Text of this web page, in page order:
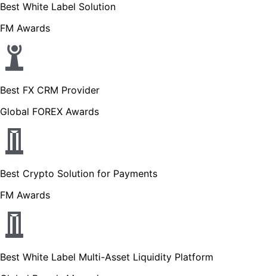
Best White Label Solution
FM Awards
Best FX CRM Provider
Global FOREX Awards
Best Crypto Solution for Payments
FM Awards
Best White Label Multi-Asset Liquidity Platform